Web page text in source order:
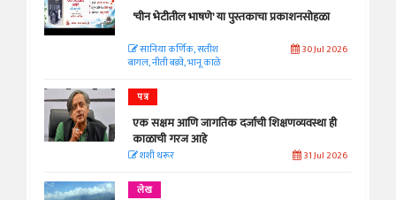
'चीन भेटीतील भाषणे' या पुस्तकाचा प्रकाशनसोहळा
सानिया कर्णिक, सतीश
बागल, नीती बडवे, भानू काळे
30 Jul 2026
पत्र
एक सक्षम आणि जागतिक दर्जाची शिक्षणव्यवस्था ही
काळाची गरज आहे
शशी थरूर 31 Jul 2026
लेख